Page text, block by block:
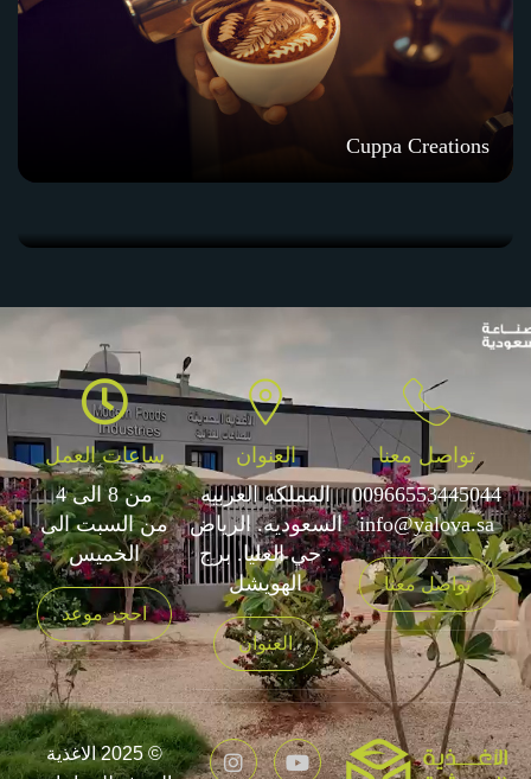
Cuppa Creations
تواصل معنا
00966553445044
info@yalova.sa
تواصل معنا
العنوان
المملكه العربيه
السعوديه. الرياض
. حي العليا. برج
الهويشل
العنوان
ساعات العمل
من 8 الى 4
من السبت الى
الخميس
احجز موعد
© 2025 الاغذية